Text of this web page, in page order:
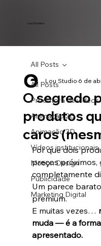
Lou Studios
All Posts
Produtora de vídeos
Animação 2D
Animação 3D
Vídeos institucionais
Motion Design
Publicidade
Marketing Digital
All Posts
O segredo
produtos
caros
Lou Studio6 de
Por que dois
preços próximos,
completamente
Um parece
premium.
E muitas vezes…
muda — é a
apresentado.